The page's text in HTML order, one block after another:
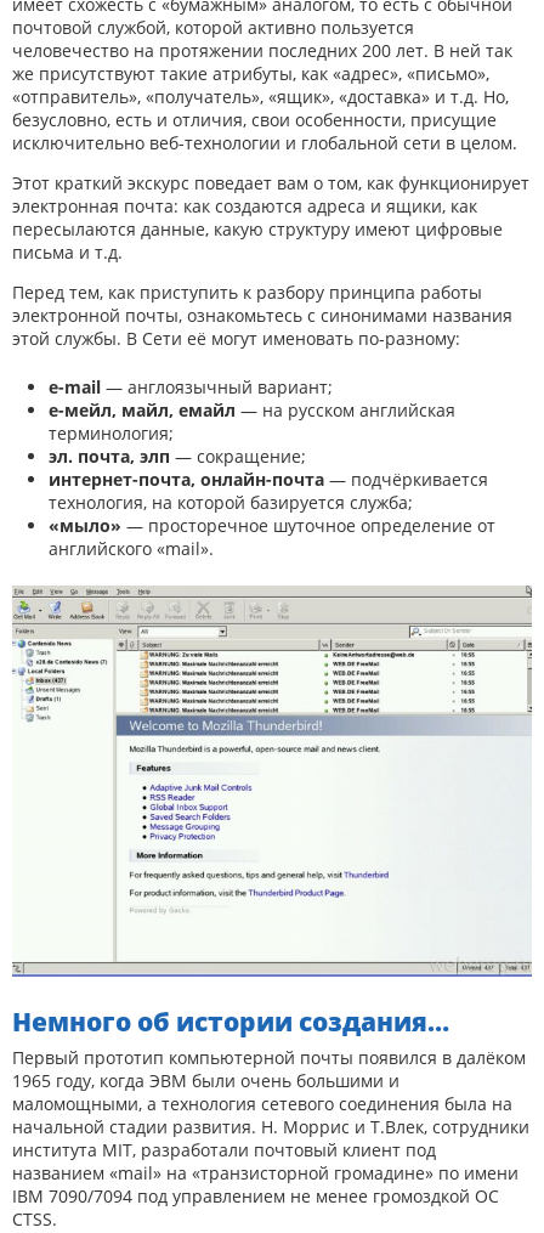
почтовой службой, которой активно пользуется
человечество на протяжении последних 200 лет. В ней так
же присутствуют такие атрибуты, как «адрес», «письмо»,
«отправитель», «получатель», «ящик», «доставка» и т.д. Но,
безусловно, есть и отличия, свои особенности, присущие
исключительно веб-технологии и глобальной сети в целом.
Этот краткий экскурс поведает вам о том, как функционирует
электронная почта: как создаются адреса и ящики, как
пересылаются данные, какую структуру имеют цифровые
письма и т.д.
Перед тем, как приступить к разбору принципа работы
электронной почты, ознакомьтесь с синонимами названия
этой службы. В Сети её могут именовать по-разному:
e-mail — англоязычный вариант;
е-мейл, майл, емайл — на русском английская
терминология;
эл. почта, элп — сокращение;
интернет-почта, онлайн-почта — подчёркивается
технология, на которой базируется служба;
«мыло» — просторечное шуточное определение от
английского «mail».
Немного об истории создания…
Первый прототип компьютерной почты появился в далёком
1965 году, когда ЭВМ были очень большими и
маломощными, а технология сетевого соединения была на
начальной стадии развития. Н. Моррис и Т.Влек, сотрудники
института MIT, разработали почтовый клиент под
названием «mail» на «транзисторной громадине» по имени
IBM 7090/7094 под управлением не менее громоздкой ОС
CTSS.